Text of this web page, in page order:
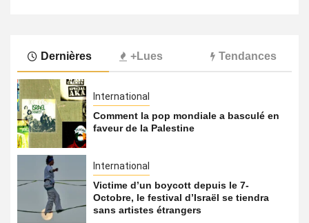
Dernières +Lues Tendances
International
Comment la pop mondiale a basculé en
faveur de la Palestine
International
Victime d’un boycott depuis le 7-
Octobre, le festival d’Israël se tiendra
sans artistes étrangers